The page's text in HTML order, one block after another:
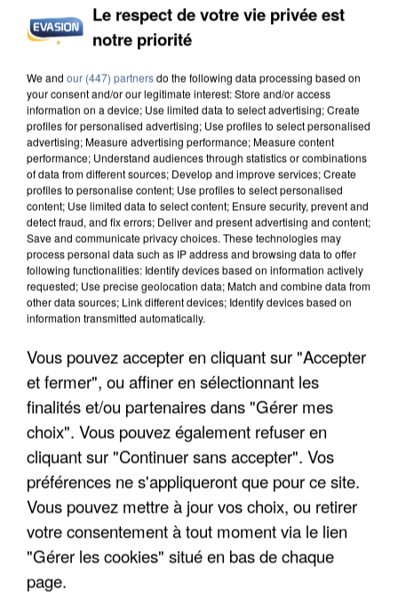
DE SOLIDARITÉ AVEC LES...
APRÈS TOUTES CES CANICULES, LES REFUGES
DE FAUNE SAUVAGE SONT...
Le respect de votre vie privée est
notre priorité
We and our (447) partnersdo the following data processing based on
your consent and/or our legitimate interest: Store and/or access
information on a device; Use limited data to select advertising; Create
profiles for personalised advertising; Use profiles to select personalised
advertising; Measure advertising performance; Measure content
performance; Understand audiences through statistics or combinations
of data from different sources; Develop and improve services; Create
profiles to personalise content; Use profiles to select personalised
content; Use limited data to select content; Ensure security, prevent and
detect fraud, and fix errors; Deliver and present advertising and content;
Save and communicate privacy choices. These technologies may
process personal data such as IP address and browsing data to offer
following functionalities: Identify devices based on information actively
requested; Use precise geolocation data; Match and combine data from
other data sources; Link different devices; Identify devices based on
information transmitted automatically.
Vous pouvez accepter en cliquant sur "Accepter
et fermer", ou affiner en sélectionnant les
finalités et/ou partenaires dans "Gérer mes
choix". Vous pouvez également refuser en
cliquant sur "Continuer sans accepter". Vos
préférences ne s'appliqueront que pour ce site.
Vous pouvez mettre à jour vos choix, ou retirer
votre consentement à tout moment via le lien
"Gérer les cookies" situé en bas de chaque
page.